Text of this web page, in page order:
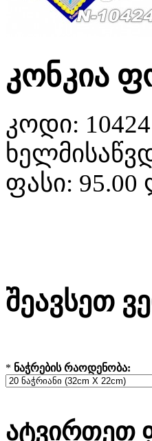
კონკია
კოდი: 10424
ფასი:
შეავსეთ
* ნაჭრების რაოდენობა:
ატვირთეთ